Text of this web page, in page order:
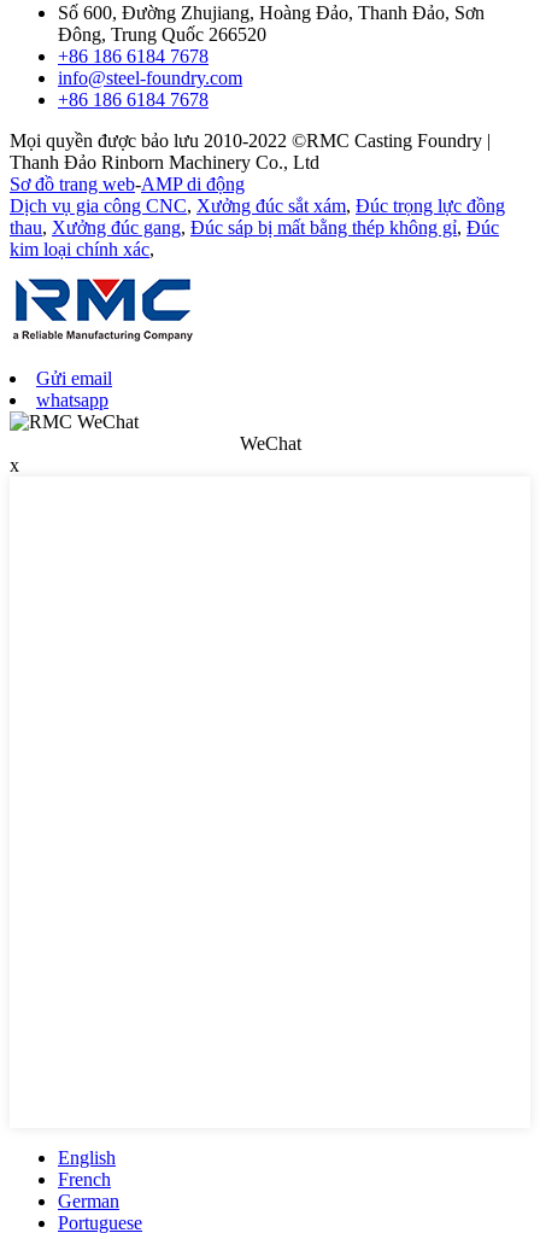
Số 600, Đường Zhujiang, Hoàng Đảo, Thanh Đảo, Sơn
Đông, Trung Quốc 266520
+86 186 6184 7678
info@steel-foundry.com
+86 186 6184 7678
Mọi quyền được bảo lưu 2010-2022 ©RMC Casting Foundry |
Thanh Đảo Rinborn Machinery Co., Ltd
Sơ đồ trang web-AMP di động
Dịch vụ gia công CNC, Xưởng đúc sắt xám, Đúc trọng lực đồng
thau, Xưởng đúc gang, Đúc sáp bị mất bằng thép không gỉ, Đúc
kim loại chính xác,
Gửi email
whatsapp
WeChat
x
English
French
German
Portuguese